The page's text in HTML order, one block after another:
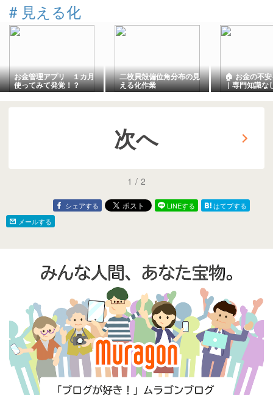
# 見える化
お金管理アプリ １カ月
使ってみて発覚！？
二枚貝殻偏位角分布の見
える化作業
🏠 お金の不
｜専門知識な
「資産の見え
プ」
次へ
1 / 2
シェアする LINEする
はてブする
メールする